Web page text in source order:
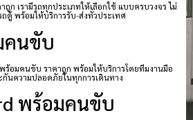
ก เรามีรถทุกประเภทให้เลือกใช้ แบบครบวงจร ไม่
ถตู้ พร้อมให้บริการรับ-ส่งทั่วประเทศ
คนขับ
ร้อมคนขับ ราคาถูก พร้อมให้บริการโดยทีมงานมือ
นความปลอดภัยในทุกการเดินทาง
พร้อมคนขับ